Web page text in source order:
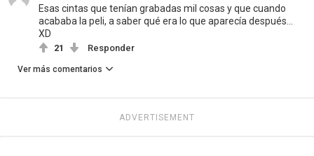
Esas cintas que tenían grabadas mil cosas y que cuando
acababa la peli, a saber qué era lo que aparecía después...
XD
21 Responder
Ver más comentarios
ADVERTISEMENT